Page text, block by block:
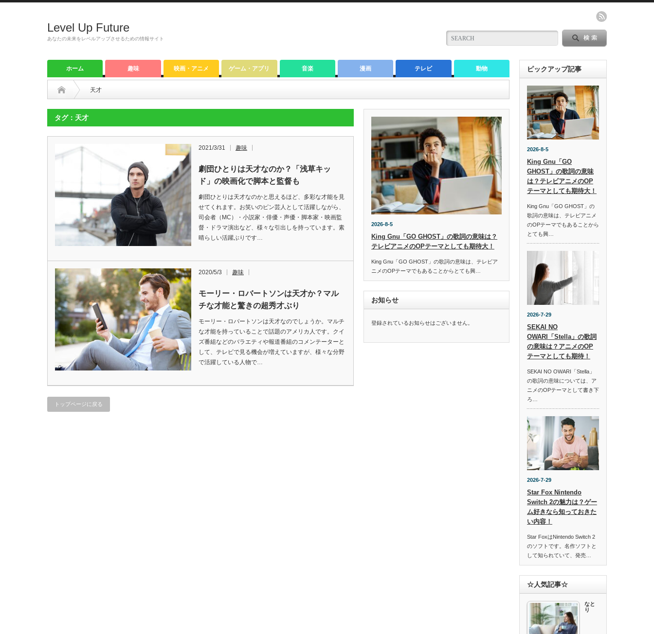
Level Up Future
あなたの未来をレベルアップさせるための情報サイト
ホーム 趣味 映画・アニメ ゲーム・アプリ 音楽 漫画 テレビ 動物
天才
タグ：天才
2021/3/31 趣味
劇団ひとりは天才なのか？「浅草キッ
ド」の映画化で脚本と監督も
劇団ひとりは天才なのかと思えるほど、多彩な才能を見
せてくれます。お笑いのピン芸人として活躍しながら、
司会者（MC）・小説家・俳優・声優・脚本家・映画監
督・ドラマ演出など、様々な引出しを持っています。素
晴らしい活躍ぶりです…
2020/5/3 趣味
モーリー・ロバートソンは天才か？マル
チな才能と驚きの超秀才ぶり
モーリー・ロバートソンは天才なのでしょうか。マルチ
な才能を持っていることで話題のアメリカ人です。クイ
ズ番組などのバラエティや報道番組のコメンテーターと
して、テレビで見る機会が増えていますが、様々な分野
で活躍している人物で…
トップページに戻る
2026-8-5
King Gnu「GO GHOST」の歌詞の意味は？
テレビアニメのOPテーマとしても期待大！
King Gnu「GO GHOST」の歌詞の意味は、テレビア
ニメのOPテーマでもあることからとても興…
お知らせ
登録されているお知らせはございません。
ピックアップ記事
2026-8-5
King Gnu「GO
GHOST」の歌詞の意味
は？テレビアニメのOP
テーマとしても期待大！
King Gnu「GO GHOST」の
歌詞の意味は、テレビアニメ
のOPテーマでもあることから
とても興…
2026-7-29
SEKAI NO
OWARI「Stella」の歌詞
の意味は？アニメのOP
テーマとしても期待！
SEKAI NO OWARI「Stella」
の歌詞の意味については、ア
ニメのOPテーマとして書き下
ろ…
2026-7-29
Star Fox Nintendo
Switch 2の魅力は？ゲー
ム好きなら知っておきた
い内容！
Star FoxはNintendo Switch 2
のソフトです。名作ソフトと
して知られていて、発売…
☆人気記事☆
なと
り